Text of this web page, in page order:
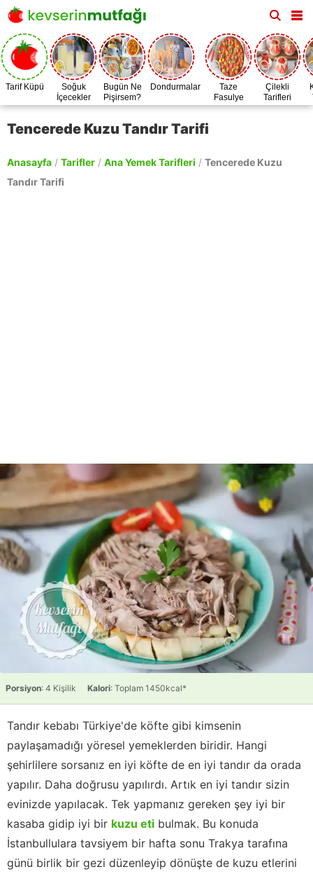
Tarif Küpü
Soğuk
İçecekler
Bugün Ne
Pişirsem?
Dondurmalar
Taze
Fasulye
Zamanı
Çilekli
Tarifleri
Tencerede Kuzu Tandır Tarifi
Anasayfa / Tarifler / Ana Yemek Tarifleri / Tencerede Kuzu
Tandır Tarifi
Porsiyon: 4 Kişilik Kalori: Toplam 1450kcal*
Tandır kebabı Türkiye'de köfte gibi kimsenin
paylaşamadığı yöresel yemeklerden biridir. Hangi
şehirlilere sorsanız en iyi köfte de en iyi tandır da orada
yapılır. Daha doğrusu yapılırdı. Artık en iyi tandır sizin
evinizde yapılacak. Tek yapmanız gereken şey iyi bir
kasaba gidip iyi bir kuzu eti bulmak. Bu konuda
İstanbullulara tavsiyem bir hafta sonu Trakya tarafına
günü birlik bir gezi düzenleyip dönüşte de kuzu etlerini